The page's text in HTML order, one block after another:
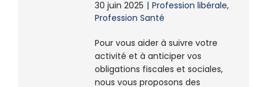
30 juin 2025 | Profession libérale,
Profession Santé
Pour vous aider à suivre votre
activité et à anticiper vos
obligations fiscales et sociales,
nous vous proposons des